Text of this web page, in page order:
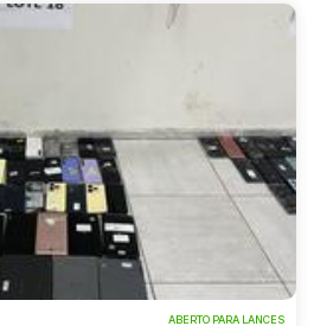
ABERTO PARA LANCES